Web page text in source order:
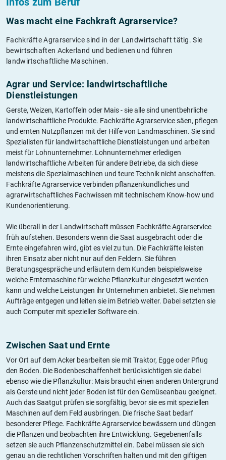
Was macht eine Fachkraft Agrarservice?
Fachkräfte Agrarservice sind in der Landwirtschaft tätig. Sie
bewirtschaften Ackerland und bedienen und führen
landwirtschaftliche Maschinen.
Agrar und Service: landwirtschaftliche
Dienstleistungen
Gerste, Weizen, Kartoffeln oder Mais - sie alle sind unentbehrliche
landwirtschaftliche Produkte. Fachkräfte Agrarservice säen, pflegen
und ernten Nutzpflanzen mit der Hilfe von Landmaschinen. Sie sind
Spezialisten für landwirtschaftliche Dienstleistungen und arbeiten
meist für Lohnunternehmer. Lohnunternehmer erledigen
landwirtschaftliche Arbeiten für andere Betriebe, da sich diese
meistens die Spezialmaschinen und teure Technik nicht anschaffen.
Fachkräfte Agrarservice verbinden pflanzenkundliches und
agrarwirtschaftliches Fachwissen mit technischem Know-how und
Kundenorientierung.
Wie überall in der Landwirtschaft müssen Fachkräfte Agrarservice
früh aufstehen. Besonders wenn die Saat ausgebracht oder die
Ernte eingefahren wird, gibt es viel zu tun. Die Fachkräfte leisten
ihren Einsatz aber nicht nur auf den Feldern. Sie führen
Beratungsgespräche und erläutern dem Kunden beispielsweise
welche Erntemaschine für welche Pflanzkultur eingesetzt werden
kann und welche Leistungen ihr Unternehmen anbietet. Sie nehmen
Aufträge entgegen und leiten sie im Betrieb weiter. Dabei setzten sie
auch Computer mit spezieller Software ein.
Zwischen Saat und Ernte
Vor Ort auf dem Acker bearbeiten sie mit Traktor, Egge oder Pflug
den Boden. Die Bodenbeschaffenheit berücksichtigen sie dabei
ebenso wie die Pflanzkultur: Mais braucht einen anderen Untergrund
als Gerste und nicht jeder Boden ist für den Gemüseanbau geeignet.
Auch das Saatgut prüfen sie sorgfältig, bevor sie es mit speziellen
Maschinen auf dem Feld ausbringen. Die frische Saat bedarf
besonderer Pflege. Fachkräfte Agrarservice bewässern und düngen
die Pflanzen und beobachten ihre Entwicklung. Gegebenenfalls
setzen sie auch Pflanzenschutzmittel ein. Dabei müssen sie sich
genau an die rechtlichen Vorschriften halten und mit den giftigen